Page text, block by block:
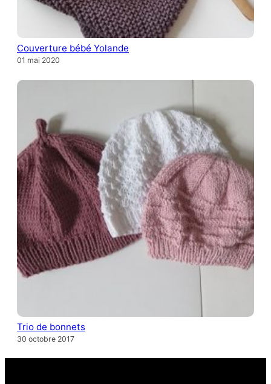
Couverture bébé Yolande
01 mai 2020
Trio de bonnets
30 octobre 2017